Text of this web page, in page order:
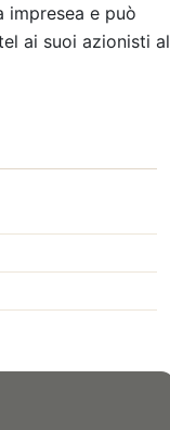
impresea e può
ai suoi azionisti al